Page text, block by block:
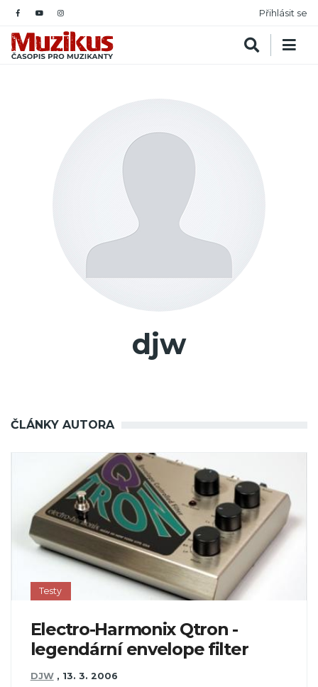
Přihlásit se
djw
ČLÁNKY AUTORA
Testy
Electro-Harmonix Qtron -
legendární envelope filter
DJW , 13. 3. 2006